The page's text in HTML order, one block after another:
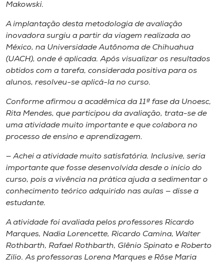
Makowski.
A implantação desta metodologia de avaliação
inovadora surgiu a partir da viagem realizada ao
México, na Universidade Autônoma de Chihuahua
(UACH), onde é aplicada. Após visualizar os resultados
obtidos com a tarefa, considerada positiva para os
alunos, resolveu-se aplicá-la no curso.
Conforme afirmou a acadêmica da 11ª fase da Unoesc,
Rita Mendes, que participou da avaliação, trata-se de
uma atividade muito importante e que colabora no
processo de ensino e aprendizagem.
— Achei a atividade muito satisfatória. Inclusive, seria
importante que fosse desenvolvida desde o início do
curso, pois a vivência na prática ajuda a sedimentar o
conhecimento teórico adquirido nas aulas — disse a
estudante.
A atividade foi avaliada pelos professores Ricardo
Marques, Nadia Lorencette, Ricardo Camina, Walter
Rothbarth, Rafael Rothbarth, Glênio Spinato e Roberto
Zilio. As professoras Lorena Marques e Rôse Maria